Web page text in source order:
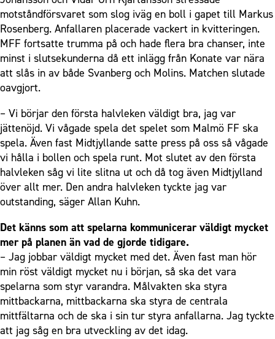
motståndförsvaret som slog iväg en boll i gapet till Markus
Rosenberg. Anfallaren placerade vackert in kvitteringen.
MFF fortsatte trumma på och hade flera bra chanser, inte
minst i slutsekunderna då ett inlägg från Konate var nära
att slås in av både Svanberg och Molins. Matchen slutade
oavgjort.
– Vi börjar den första halvleken väldigt bra, jag var
jättenöjd. Vi vågade spela det spelet som Malmö FF ska
spela. Även fast Midtjyllande satte press på oss så vågade
vi hålla i bollen och spela runt. Mot slutet av den första
halvleken såg vi lite slitna ut och då tog även Midtjylland
över allt mer. Den andra halvleken tyckte jag var
outstanding, säger Allan Kuhn.
Det känns som att spelarna kommunicerar väldigt mycket
mer på planen än vad de gjorde tidigare.
– Jag jobbar väldigt mycket med det. Även fast man hör
min röst väldigt mycket nu i början, så ska det vara
spelarna som styr varandra. Målvakten ska styra
mittbackarna, mittbackarna ska styra de centrala
mittfältarna och de ska i sin tur styra anfallarna. Jag tyckte
att jag såg en bra utveckling av det idag.